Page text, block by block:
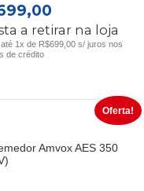
PREÇO
ATUAL
a retirar na loja
1x de R$699,00 s/ juros nos
de crédito
Oferta!
Amvox AES 350